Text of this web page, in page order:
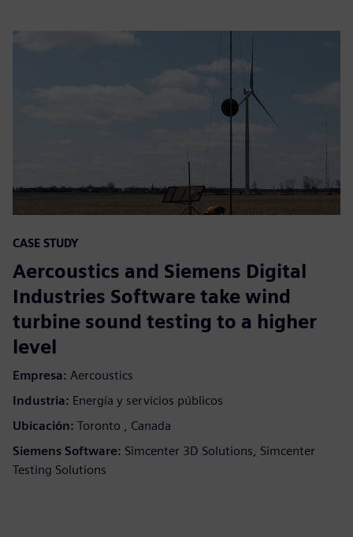
CASE STUDY
Aercoustics and Siemens Digital
Industries Software take wind
turbine sound testing to a higher
level
Empresa: Aercoustics
Industria: Energía y servicios públicos
Ubicación: Toronto , Canada
Siemens Software: Simcenter 3D Solutions, Simcenter
Testing Solutions